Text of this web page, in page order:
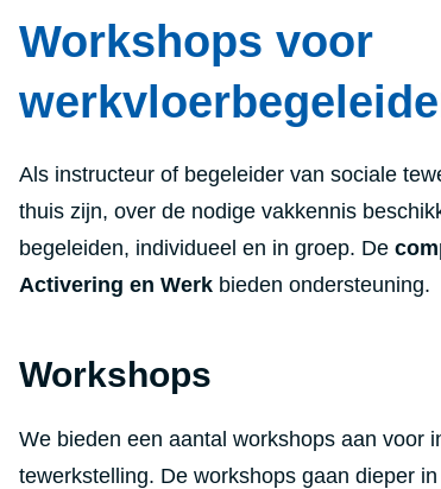
Workshops voor
Als instructeur of begeleider van sociale
thuis zijn, over de nodige vakkennis
begeleiden, individueel en in groep. De
Activering en Werk bieden ondersteuning.
Workshops
We bieden een aantal workshops aan voor
tewerkstelling. De workshops gaan dieper